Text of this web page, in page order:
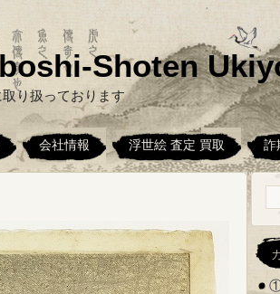
Shoten
り扱っております
会社情報 浮世絵 査定 買取 詐
①